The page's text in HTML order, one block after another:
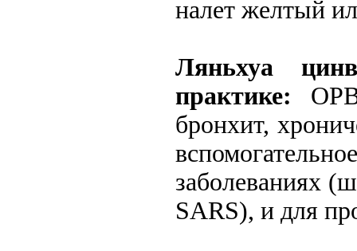
налет желтый
Ляньхуа
практике:
бронхит,
заболеваниях
SARS), и для